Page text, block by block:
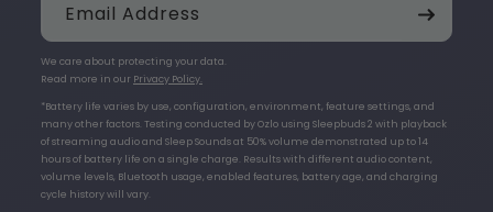
Email Address
We care about protecting your data.
Read more in our Privacy Policy.
*Battery life varies by use, configuration, environment, feature settings, and
many other factors. Testing conducted by Ozlo using Sleepbuds 2 with playback
of streaming audio and Sleep Sounds at 50% volume demonstrated up to 14
hours of battery life on a single charge. Results with different audio content,
volume levels, Bluetooth usage, enabled features, battery age, and charging
cycle history will vary.